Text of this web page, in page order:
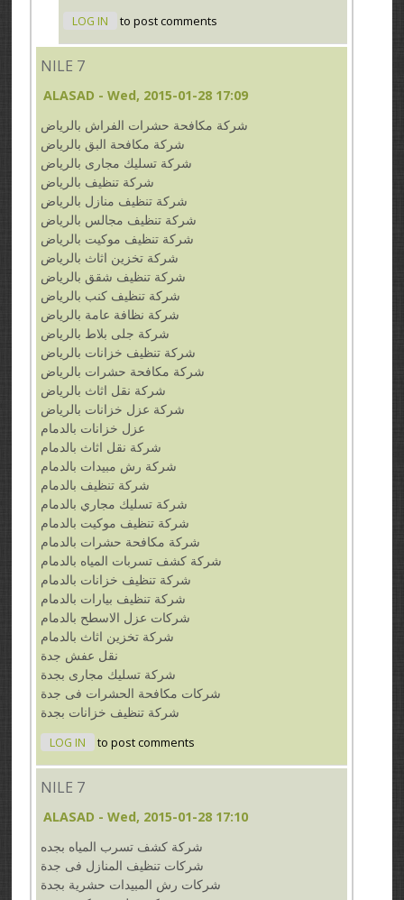
LOG IN to post comments
NILE 7
ALASAD - Wed, 2015-01-28 17:09
شركة مكافحة حشرات الفراش بالرياض
شركة مكافحة البق بالرياض
شركة تسليك مجارى بالرياض
شركة تنظيف بالرياض
شركة تنظيف منازل بالرياض
شركة تنظيف مجالس بالرياض
شركة تنظيف موكيت بالرياض
شركة تخزين اثاث بالرياض
شركة تنظيف شقق بالرياض
شركة تنظيف كنب بالرياض
شركة نظافة عامة بالرياض
شركة جلى بلاط بالرياض
شركة تنظيف خزانات بالرياض
شركة مكافحة حشرات بالرياض
شركة نقل اثاث بالرياض
شركة عزل خزانات بالرياض
عزل خزانات بالدمام
شركة نقل اثاث بالدمام
شركة رش مبيدات بالدمام
شركة تنظيف بالدمام
شركة تسليك مجاري بالدمام
شركة تنظيف موكيت بالدمام
شركة مكافحة حشرات بالدمام
شركة كشف تسربات المياه بالدمام
شركة تنظيف خزانات بالدمام
شركة تنظيف بيارات بالدمام
شركات عزل الاسطح بالدمام
شركة تخزين اثاث بالدمام
نقل عفش جدة
شركة تسليك مجارى بجدة
شركات مكافحة الحشرات فى جدة
شركة تنظيف خزانات بجدة
LOG IN to post comments
NILE 7
ALASAD - Wed, 2015-01-28 17:10
شركة كشف تسرب المياه بجده
شركات تنظيف المنازل فى جدة
شركات رش المبيدات حشرية بجدة